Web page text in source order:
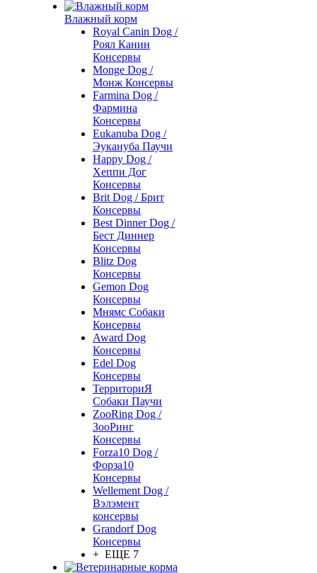
Влажный корм
Royal Canin Dog /
Роял Канин
Консервы
Monge Dog /
Монж Консервы
Farmina Dog /
Фармина
Консервы
Eukanuba Dog /
Эукануба Паучи
Happy Dog /
Хеппи Дог
Консервы
Brit Dog / Брит
Консервы
Best Dinner Dog /
Бест Диннер
Консервы
Blitz Dog
Консервы
Gemon Dog
Консервы
Мнямс Собаки
Консервы
Award Dog
Консервы
Edel Dog
Консервы
ТерриториЯ
Собаки Паучи
ZooRing Dog /
ЗооРинг
Консервы
Forza10 Dog /
Форза10
Консервы
Wellement Dog /
Вэлэмент
консервы
Grandorf Dog
Консервы
+ ЕЩЕ 7